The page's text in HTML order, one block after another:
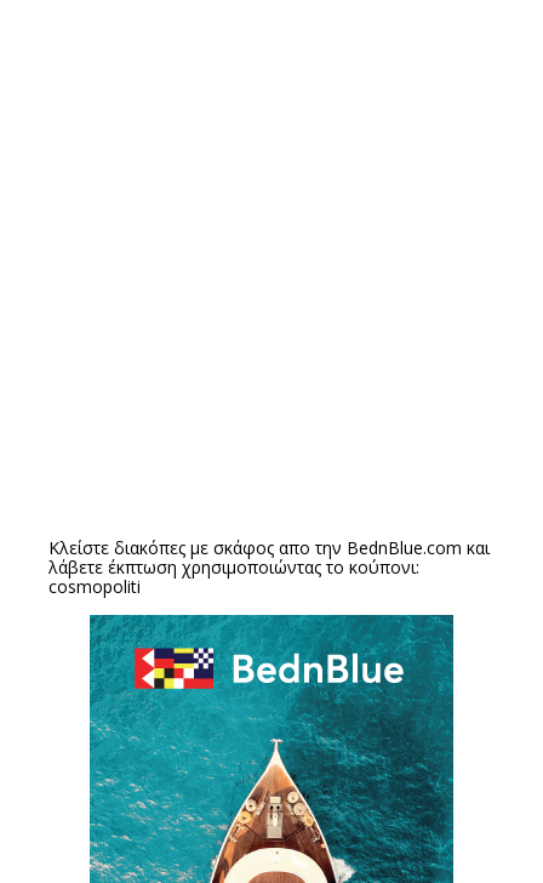
Κλείστε διακόπες με σκάφος απο την BednBlue.com και
λάβετε έκπτωση χρησιμοποιώντας το κούπονι:
cosmopoliti